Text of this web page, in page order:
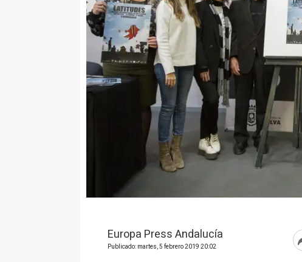
Europa Press Andalucía
Publicado: martes, 5 febrero 2019 20:02